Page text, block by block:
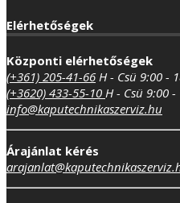
Elérhetőségek
Központi elérhetőségek
(+361) 205-41-66 H - Csü 9:00 -
(+3620) 433-55-10 H - Csü 9:00 -
info@kaputechnikaszerviz.hu
Árajánlat kérés